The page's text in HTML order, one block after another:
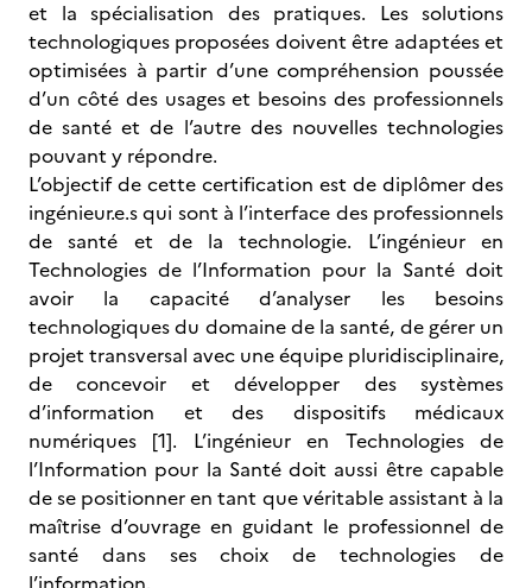
et la spécialisation des pratiques. Les solutions
technologiques proposées doivent être adaptées et
optimisées à partir d’une compréhension poussée
d’un côté des usages et besoins des professionnels
de santé et de l’autre des nouvelles technologies
pouvant y répondre.
L’objectif de cette certification est de diplômer des
ingénieur.e.s qui sont à l’interface des professionnels
de santé et de la technologie. L’ingénieur en
Technologies de l’Information pour la Santé doit
avoir la capacité d’analyser les besoins
technologiques du domaine de la santé, de gérer un
projet transversal avec une équipe pluridisciplinaire,
de concevoir et développer des systèmes
d’information et des dispositifs médicaux
numériques [1]. L’ingénieur en Technologies de
l’Information pour la Santé doit aussi être capable
de se positionner en tant que véritable assistant à la
maîtrise d’ouvrage en guidant le professionnel de
santé dans ses choix de technologies de